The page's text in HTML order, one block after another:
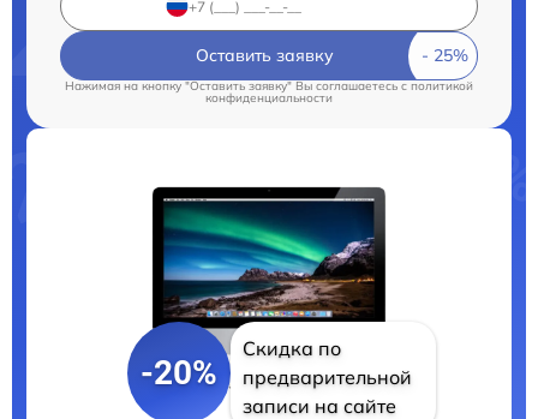
Оставить заявку
Нажимая на кнопку "Оставить заявку" Вы соглашаетесь cполитикой
конфиденциальности
-20%
Скидка по
предварительной
записи на сайте